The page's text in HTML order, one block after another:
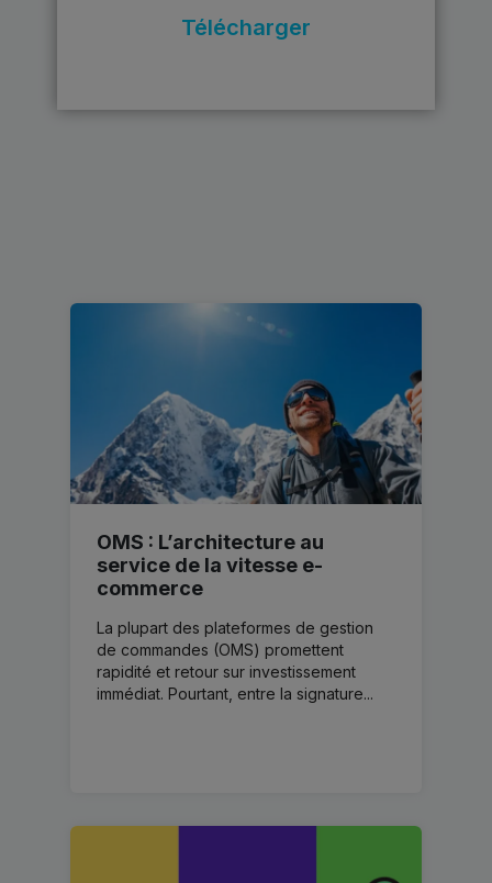
Télécharger
OMS : L’architecture au
service de la vitesse e-
commerce
La plupart des plateformes de gestion
de commandes (OMS) promettent
rapidité et retour sur investissement
immédiat. Pourtant, entre la signature...